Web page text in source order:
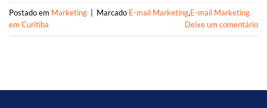
Postado em Marketing Marcado E-mail Marketing,E-mail Marketing
em Curitiba
Deixe um comentário